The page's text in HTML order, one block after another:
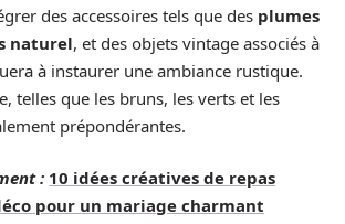
des accessoires tels que des plumes
naturel, et des objets vintage associés à
à instaurer une ambiance rustique.
telles que les bruns, les verts et les
prépondérantes.
: 10 idées créatives de repas
pour un mariage charmant